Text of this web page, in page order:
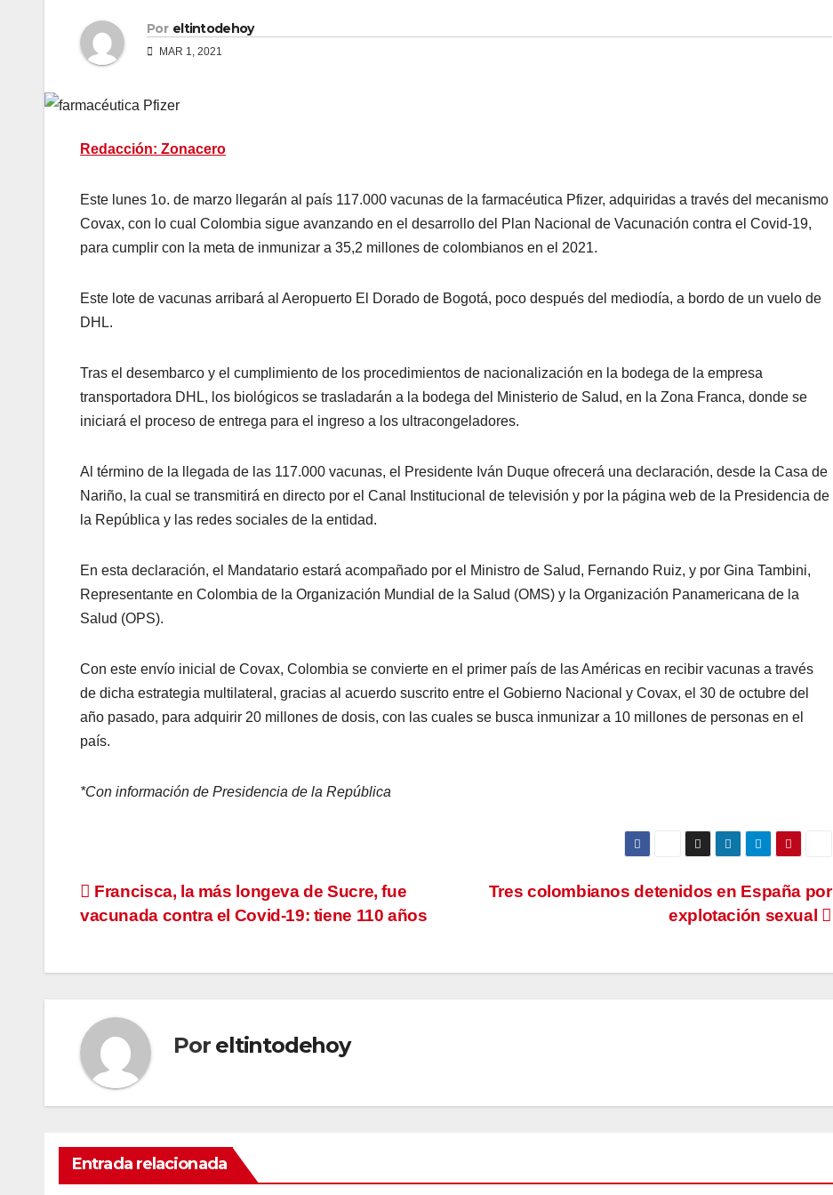
Por eltintodehoy
MAR 1, 2021
Redacción: Zonacero
Este lunes 1o. de marzo llegarán al país 117.000 vacunas de la farmacéutica Pfizer, adquiridas a través del mecanismo
Covax, con lo cual Colombia sigue avanzando en el desarrollo del Plan Nacional de Vacunación contra el Covid-19,
para cumplir con la meta de inmunizar a 35,2 millones de colombianos en el 2021.
Este lote de vacunas arribará al Aeropuerto El Dorado de Bogotá, poco después del mediodía, a bordo de un vuelo de
DHL.
Tras el desembarco y el cumplimiento de los procedimientos de nacionalización en la bodega de la empresa
transportadora DHL, los biológicos se trasladarán a la bodega del Ministerio de Salud, en la Zona Franca, donde se
iniciará el proceso de entrega para el ingreso a los ultracongeladores.
Al término de la llegada de las 117.000 vacunas, el Presidente Iván Duque ofrecerá una declaración, desde la Casa de
Nariño, la cual se transmitirá en directo por el Canal Institucional de televisión y por la página web de la Presidencia de
la República y las redes sociales de la entidad.
En esta declaración, el Mandatario estará acompañado por el Ministro de Salud, Fernando Ruiz, y por Gina Tambini,
Representante en Colombia de la Organización Mundial de la Salud (OMS) y la Organización Panamericana de la
Salud (OPS).
Con este envío inicial de Covax, Colombia se convierte en el primer país de las Américas en recibir vacunas a través
de dicha estrategia multilateral, gracias al acuerdo suscrito entre el Gobierno Nacional y Covax, el 30 de octubre del
año pasado, para adquirir 20 millones de dosis, con las cuales se busca inmunizar a 10 millones de personas en el
país.
*Con información de Presidencia de la República
Navegación
entradas
Tres colombianos detenidos en España por
explotación sexual
Francisca, la más longeva de Sucre, fue
vacunada contra el Covid-19: tiene 110 años
Por eltintodehoy
Entrada relacionada